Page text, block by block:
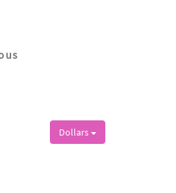
Dollars